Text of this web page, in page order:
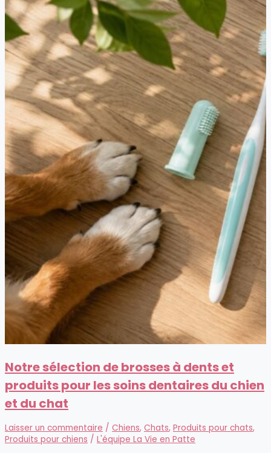
Notre sélection de brosses à dents et
produits pour les soins dentaires du chien
et du chat
Laisser un commentaire / Chiens, Chats, Produits pour chats,
Produits pour chiens / L'équipe La Vie en Patte